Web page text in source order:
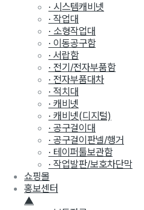
· 시스템캐비넷
· 작업대
· 소형작업대
· 이동공구함
· 서랍함
· 전기/전자부품함
· 전자부품대차
· 적치대
· 캐비넷
· 캐비넷(디지털)
· 공구걸이대
· 공구걸이판넬/행거
· 테이퍼툴보관함
· 작업발판/보호차단막
쇼핑몰
홍보센터
▲